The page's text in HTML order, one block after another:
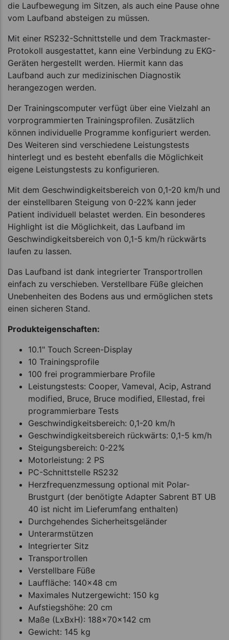
die Laufbewegung im Sitzen, als auch eine Pause ohne
vom Laufband absteigen zu müssen.
Mit einer RS232-Schnittstelle und dem Trackmaster-
Protokoll ausgestattet, kann eine Verbindung zu EKG-
Geräten hergestellt werden. Hiermit kann das
Laufband auch zur medizinischen Diagnostik
herangezogen werden.
Der Trainingscomputer verfügt über eine Vielzahl an
vorprogrammierten Trainingsprofilen. Zusätzlich
können individuelle Programme konfiguriert werden.
Des Weiteren sind verschiedene Leistungstests
hinterlegt und es besteht ebenfalls die Möglichkeit
eigene Leistungstests zu konfigurieren.
Mit dem Geschwindigkeitsbereich von 0,1-20 km/h und
der einstellbaren Steigung von 0-22% kann jeder
Patient individuell belastet werden. Ein besonderes
Highlight ist die Möglichkeit, das Laufband im
Geschwindigkeitsbereich von 0,1-5 km/h rückwärts
laufen zu lassen.
Das Laufband ist dank integrierter Transportrollen
einfach zu verschieben. Verstellbare Füße gleichen
Unebenheiten des Bodens aus und ermöglichen stets
einen sicheren Stand.
Produkteigenschaften:
10.1" Touch Screen-Display
10 Trainingsprofile
100 frei programmierbare Profile
Leistungstests: Cooper, Vameval, Acip, Astrand
modified, Bruce, Bruce modified, Ellestad, frei
programmierbare Tests
Geschwindigkeitsbereich: 0,1-20 km/h
Geschwindigkeitsbereich rückwärts: 0,1-5 km/h
Steigungsbereich: 0-22%
Motorleistung: 2 PS
PC-Schnittstelle RS232
Herzfrequenzmessung optional mit Polar-
Brustgurt (der benötigte Adapter Sabrent BT UB
40 ist nicht im Lieferumfang enthalten)
Durchgehendes Sicherheitsgeländer
Unterarmstützen
Integrierter Sitz
Transportrollen
Verstellbare Füße
Lauffläche: 140x48 cm
Maximales Nutzergewicht: 150 kg
Aufstiegshöhe: 20 cm
Maße (LxBxH): 188x70x142 cm
Gewicht: 145 kg